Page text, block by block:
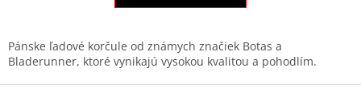
Pánske ľadové korčule od známych značiek Botas a
Bladerunner, ktoré vynikajú vysokou kvalitou a pohodlím.
Z